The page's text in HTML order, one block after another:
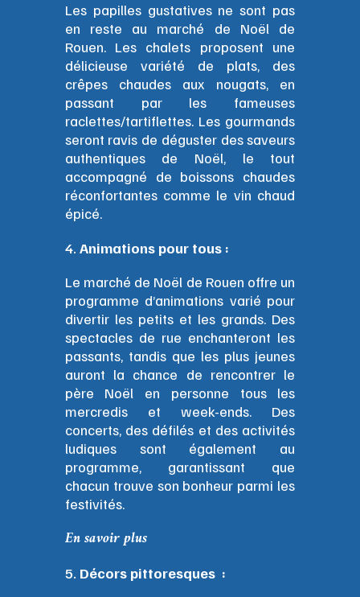
Les papilles gustatives ne sont pas
en reste au marché de Noël de
Rouen. Les chalets proposent une
délicieuse variété de plats, des
crêpes chaudes aux nougats, en
passant par les fameuses
raclettes/tartiflettes. Les gourmands
seront ravis de déguster des saveurs
authentiques de Noël, le tout
accompagné de boissons chaudes
réconfortantes comme le vin chaud
épicé.
Animations pour tous :
Le marché de Noël de Rouen offre un
programme d’animations varié pour
divertir les petits et les grands. Des
spectacles de rue enchanteront les
passants, tandis que les plus jeunes
auront la chance de rencontrer le
père Noël en personne tous les
mercredis et week-ends. Des
concerts, des défilés et des activités
ludiques sont également au
programme, garantissant que
chacun trouve son bonheur parmi les
festivités.
En savoir plus
Décors pittoresques :